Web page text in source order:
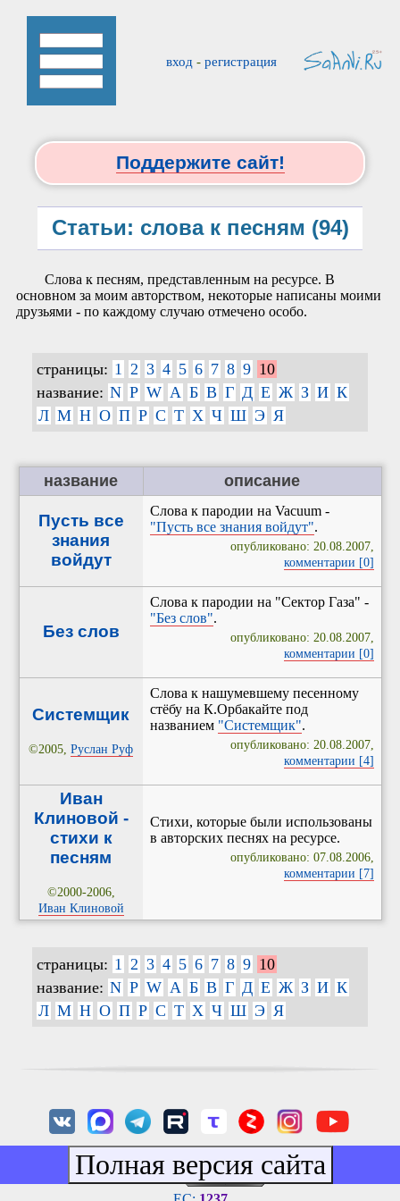
вход - регистрация
Поддержите сайт!
Статьи: слова к песням (94)
Слова к песням, представленным на ресурсе. В
основном за моим авторством, некоторые написаны моими
друзьями - по каждому случаю отмечено особо.
страницы: 1 2 3 4 5 6 7 8 9 10
название: N P W А Б В Г Д Е Ж З И К
Л М Н О П Р С Т Х Ч Ш Э Я
название описание
Пусть все
знания
войдут
Слова к пародии на Vacuum -
"Пусть все знания войдут".
опубликовано: 20.08.2007,
комментарии [0]
Без слов
Слова к пародии на "Сектор Газа" -
"Без слов".
опубликовано: 20.08.2007,
комментарии [0]
Системщик
©2005, Руслан Руф
Слова к нашумевшему песенному
стёбу на К.Орбакайте под
названием "Системщик".
опубликовано: 20.08.2007,
комментарии [4]
Иван
Клиновой -
стихи к
песням
©2000-2006,
Иван Клиновой
Стихи, которые были использованы
в авторских песнях на ресурсе.
опубликовано: 07.08.2006,
комментарии [7]
страницы: 1 2 3 4 5 6 7 8 9 10
название: N P W А Б В Г Д Е Ж З И К
Л М Н О П Р С Т Х Ч Ш Э Я